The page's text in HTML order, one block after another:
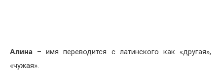
Алина – имя переводится с латинского как «другая»,
«чужая».